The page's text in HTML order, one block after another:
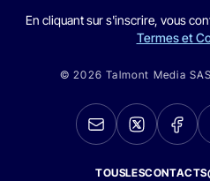
En cliquant sur s'inscrire, vous
Termes et
© 2026 Talmont Media